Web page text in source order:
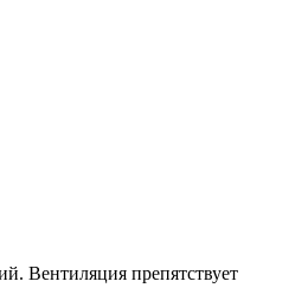
Вентиляция препятствует